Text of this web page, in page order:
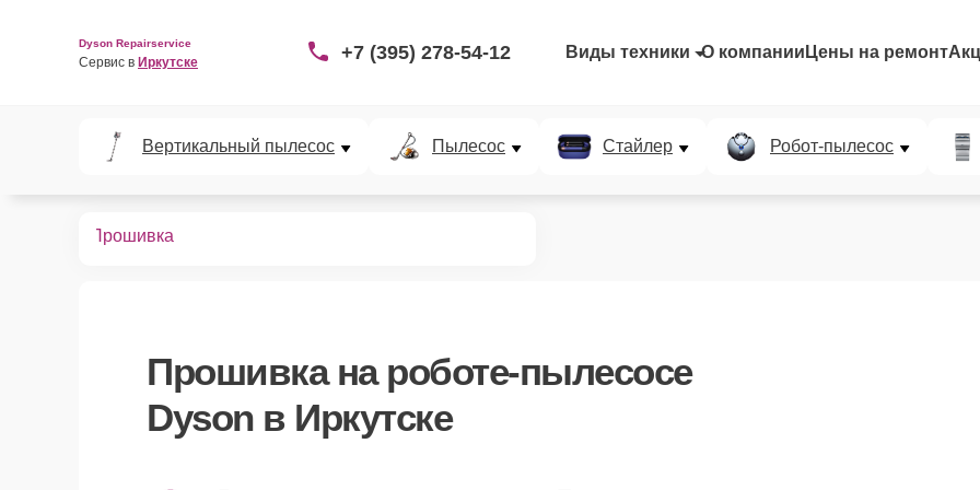
Dyson Repairservice
Сервис в Иркутске +7 (395) 278-54-12 Виды техники О компании Цены на ремонт
Вертикальный пылесос Пылесос Стайлер Робот-пылесос
Прошивка
Прошивкана роботе-пылесосе
Dyson в Иркутске